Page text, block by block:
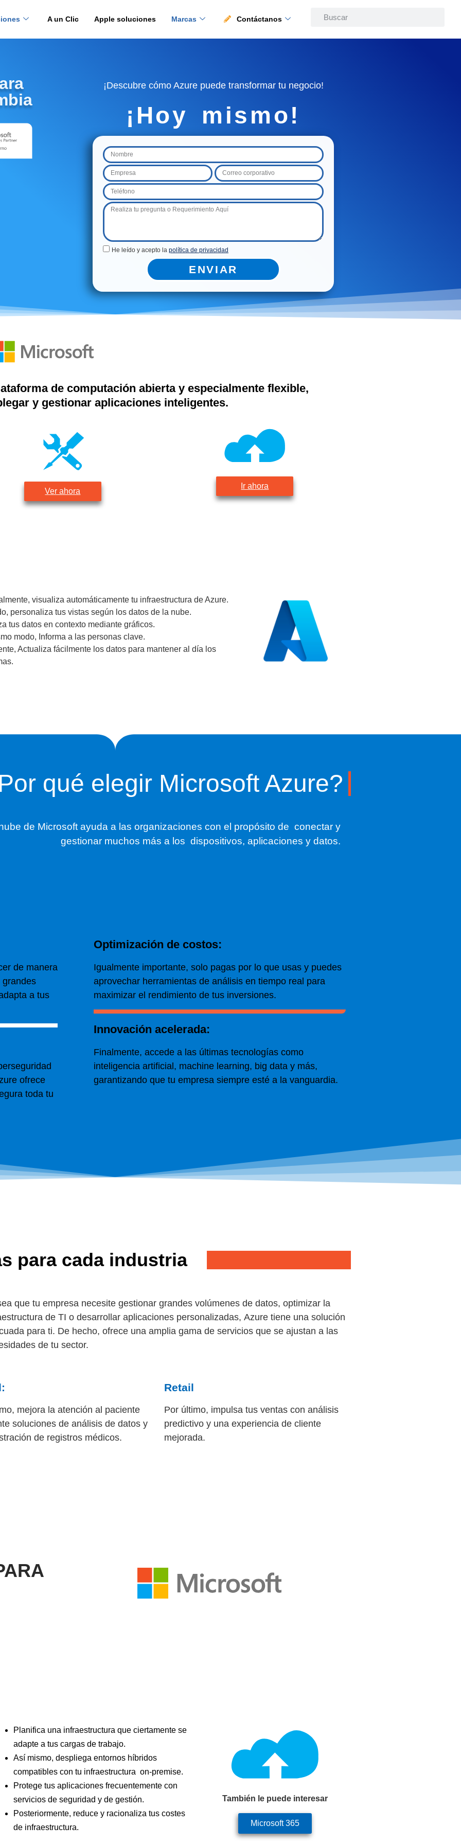
A un Clic Apple soluciones Marcas Contáctanos
¡Descubre cómo Azure puede transformar tu negocio!
¡Hoy mismo!
He leído y acepto la política de privacidad
ENVIAR
de computación abierta y especialmente flexible,
y gestionar aplicaciones inteligentes.
Ver ahora
Ir ahora
visualiza automáticamente tu infraestructura de Azure.
personaliza tus vistas según los datos de la nube.
tus datos en contexto mediante gráficos.
modo, Informa a las personas clave.
Actualiza fácilmente los datos para mantener al día los
qué elegir Microsoft Azure?
de Microsoft ayuda a las organizaciones con el propósito de conectar y
gestionar muchos más a los dispositivos, aplicaciones y datos.
de manera
grandes
a tus
ofrece
toda tu
Optimización de costos:
Igualmente importante, solo pagas por lo que usas y puedes
aprovechar herramientas de análisis en tiempo real para
maximizar el rendimiento de tus inversiones.
Innovación acelerada:
Finalmente, accede a las últimas tecnologías como
inteligencia artificial, machine learning, big data y más,
garantizando que tu empresa siempre esté a la vanguardia.
para cada industria
que tu empresa necesite gestionar grandes volúmenes de datos, optimizar la
de TI o desarrollar aplicaciones personalizadas, Azuretiene una solución
para ti. De hecho, ofrece una amplia gama de servicios que se ajustan a las
de tu sector.
, mejora la atención al paciente
soluciones de análisis de datos y
de registros médicos.
Retail
Por último, impulsa tus ventas con análisis
predictivo y una experiencia de cliente
mejorada.
Planifica una infraestructura que ciertamente se
adapte a tus cargas de trabajo.
Así mismo, despliega entornos híbridos
compatibles con tu infraestructura on-premise.
Protege tus aplicaciones frecuentemente con
servicios de seguridad y de gestión.
Posteriormente, reduce y racionaliza tus costes
de infraestructura.
También le puede interesar
Microsoft 365